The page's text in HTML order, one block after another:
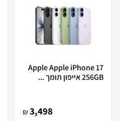
Apple Apple iPhone 17
256GB אייפון תומך ...
3,498
₪